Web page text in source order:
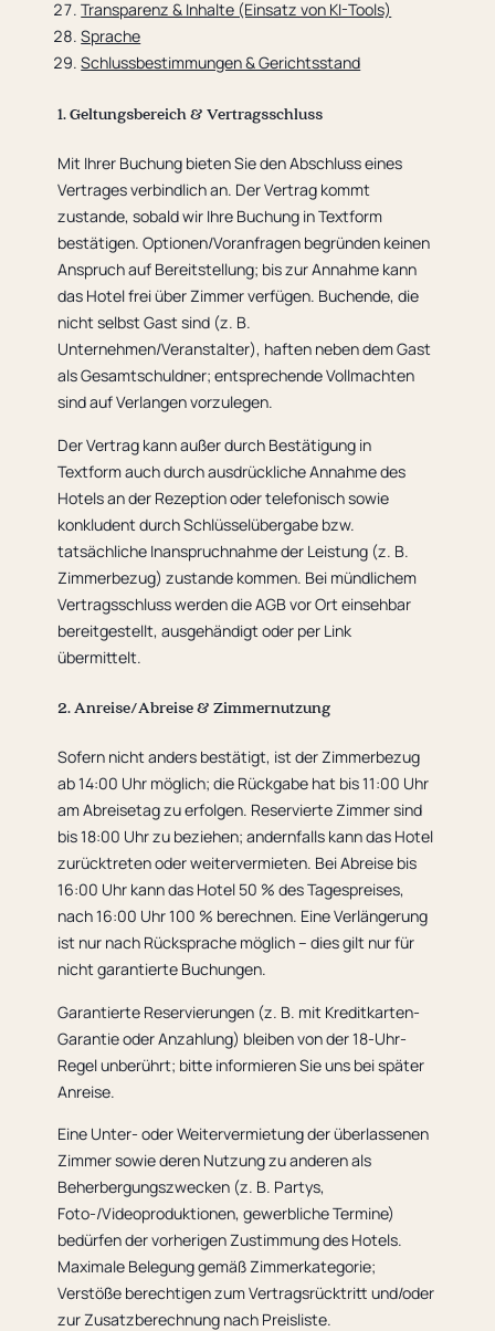
Transparenz & Inhalte (Einsatz von KI-Tools)
Sprache
Schlussbestimmungen & Gerichtsstand
1. Geltungsbereich & Vertragsschluss
Mit Ihrer Buchung bieten Sie den Abschluss eines
Vertrages verbindlich an. Der Vertrag kommt
zustande, sobald wir Ihre Buchung in Textform
bestätigen. Optionen/Voranfragen begründen keinen
Anspruch auf Bereitstellung; bis zur Annahme kann
das Hotel frei über Zimmer verfügen. Buchende, die
nicht selbst Gast sind (z. B.
Unternehmen/Veranstalter), haften neben dem Gast
als Gesamtschuldner; entsprechende Vollmachten
sind auf Verlangen vorzulegen.
Der Vertrag kann außer durch Bestätigung in
Textform auch durch ausdrückliche Annahme des
Hotels an der Rezeption oder telefonisch sowie
konkludent durch Schlüsselübergabe bzw.
tatsächliche Inanspruchnahme der Leistung (z. B.
Zimmerbezug) zustande kommen. Bei mündlichem
Vertragsschluss werden die AGB vor Ort einsehbar
bereitgestellt, ausgehändigt oder per Link
übermittelt.
2. Anreise/Abreise & Zimmernutzung
Sofern nicht anders bestätigt, ist der Zimmerbezug
ab 14:00 Uhr möglich; die Rückgabe hat bis 11:00 Uhr
am Abreisetag zu erfolgen. Reservierte Zimmer sind
bis 18:00 Uhr zu beziehen; andernfalls kann das Hotel
zurücktreten oder weitervermieten. Bei Abreise bis
16:00 Uhr kann das Hotel 50 % des Tagespreises,
nach 16:00 Uhr 100 % berechnen. Eine Verlängerung
ist nur nach Rücksprache möglich – dies gilt nur für
nicht garantierte Buchungen.
Garantierte Reservierungen (z. B. mit Kreditkarten-
Garantie oder Anzahlung) bleiben von der 18-Uhr-
Regel unberührt; bitte informieren Sie uns bei später
Anreise.
Eine Unter- oder Weitervermietung der überlassenen
Zimmer sowie deren Nutzung zu anderen als
Beherbergungszwecken (z. B. Partys,
Foto-/Videoproduktionen, gewerbliche Termine)
bedürfen der vorherigen Zustimmung des Hotels.
Maximale Belegung gemäß Zimmerkategorie;
Verstöße berechtigen zum Vertragsrücktritt und/oder
zur Zusatzberechnung nach Preisliste.